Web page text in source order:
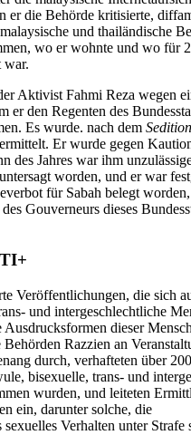
er die Behörde kritisierte,
und thailändische
wo er wohnte und wo für
war.
Aktivist Fahmi Reza wegen
er den Regenten des
Es wurde. nach dem
Er wurde gegen
des Jahres war ihm
worden, und er war
für Sabah belegt
Gouverneurs dieses
+
Veröffentlichungen, die sich
und intergeschlechtliche
Ausdrucksformen dieser
Razzien an
durch, verhafteten über
bisexuelle, trans- und
wurden, und leiteten
ein, darunter solche, die
Verhalten unter Strafe